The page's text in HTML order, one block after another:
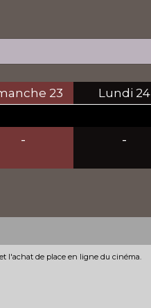
23 Lundi 24
- -
l'achat de place en ligne du cinéma.